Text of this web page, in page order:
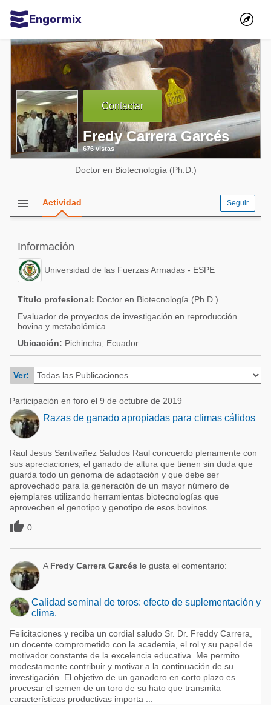
Engormix
Comunidades en español
Agricultura
Balanceados - Piensos
Avicultura
Ganadería
Lechería
Micotoxinas
Porcicultura
Comunidades en inglés
Acuacultura
Micotoxinas
Avicultura
Porcicultura
Lechería
Balanceados - Piensos
Comunidades en portugués
Micotoxinas
Avicultura
Porcicultura
Ganadería
Lechería
Contactar
Fredy Carrera Garcés
676 vistas
Doctor en Biotecnología (Ph.D.)
menu Actividad Seguir
Información
Universidad de las Fuerzas Armadas - ESPE
Título profesional: Doctor en Biotecnología (Ph.D.)
Evaluador de proyectos de investigación en reproducción
bovina y metabolómica.
Ubicación: Pichincha, Ecuador
Ver:
Participación en foro el 9 de octubre de 2019
Razas de ganado apropiadas para climas cálidos
Raul Jesus Santivañez Saludos Raul concuerdo plenamente con
sus apreciaciones, el ganado de altura que tienen sin duda que
guarda todo un genoma de adaptación y que debe ser
aprovechado para la generación de un mayor número de
ejemplares utilizando herramientas biotecnologías que
aprovechen el genotipo y genotipo de esos bovinos.
 0
A Fredy Carrera Garcés le gusta el comentario:
Calidad seminal de toros: efecto de suplementación y
clima.
Felicitaciones y reciba un cordial saludo Sr. Dr. Freddy Carrera,
un docente comprometido con la academia, el rol y su papel de
motivador constante de la excelencia educativa. Me permito
modestamente contribuir y motivar a la continuación de su
investigación. El objetivo de un ganadero en corto plazo es
procesar el semen de un toro de su hato que transmita
características productivas importa ...